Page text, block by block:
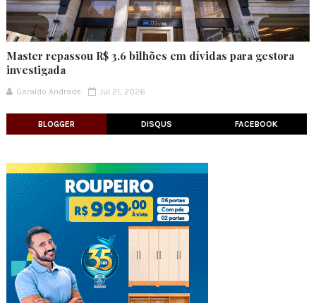
Master repassou R$ 3,6 bilhões em dívidas para gestora
investigada
Geraldo Andrade Jul 21, 2026
BLOGGER DISQUS FACEBOOK